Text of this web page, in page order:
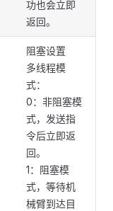
功也会立即
返回。
阻塞设置
多线程模
式：
0：非阻塞模
式，发送指
令后立即返
回。
1：阻塞模
式，等待机
械臂到达目